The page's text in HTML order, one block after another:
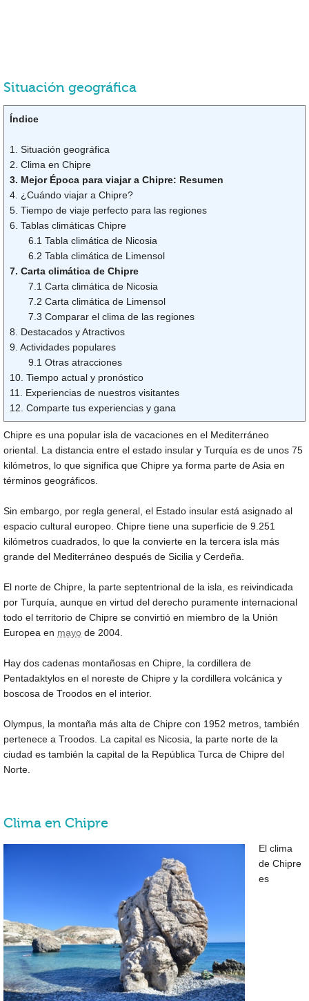
Situación geográfica
Índice
1. Situación geográfica
2. Clima en Chipre
3. Mejor Época para viajar a Chipre: Resumen
4. ¿Cuándo viajar a Chipre?
5. Tiempo de viaje perfecto para las regiones
6. Tablas climáticas Chipre
6.1 Tabla climática de Nicosia
6.2 Tabla climática de Limensol
7. Carta climática de Chipre
7.1 Carta climática de Nicosia
7.2 Carta climática de Limensol
7.3 Comparar el clima de las regiones
8. Destacados y Atractivos
9. Actividades populares
9.1 Otras atracciones
10. Tiempo actual y pronóstico
11. Experiencias de nuestros visitantes
12. Comparte tus experiencias y gana
Chipre es una popular isla de vacaciones en el Mediterráneo
oriental. La distancia entre el estado insular y Turquía es de unos 75
kilómetros, lo que significa que Chipre ya forma parte de Asia en
términos geográficos.
Sin embargo, por regla general, el Estado insular está asignado al
espacio cultural europeo. Chipre tiene una superficie de 9.251
kilómetros cuadrados, lo que la convierte en la tercera isla más
grande del Mediterráneo después de Sicilia y Cerdeña.
El norte de Chipre, la parte septentrional de la isla, es reivindicada
por Turquía, aunque en virtud del derecho puramente internacional
todo el territorio de Chipre se convirtió en miembro de la Unión
Europea en mayo de 2004.
Hay dos cadenas montañosas en Chipre, la cordillera de
Pentadaktylos en el noreste de Chipre y la cordillera volcánica y
boscosa de Troodos en el interior.
Olympus, la montaña más alta de Chipre con 1952 metros, también
pertenece a Troodos. La capital es Nicosia, la parte norte de la
ciudad es también la capital de la República Turca de Chipre del
Norte.
Clima en Chipre
El clima
de Chipre
es